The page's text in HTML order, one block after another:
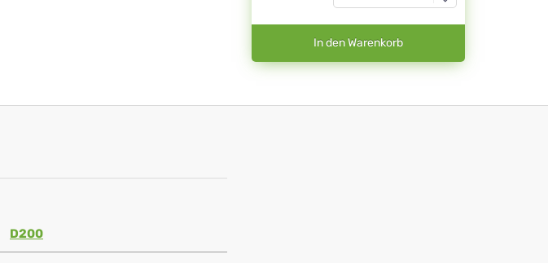
In den Warenkorb
D200